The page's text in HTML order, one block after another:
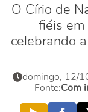
O Círio de
fiéis
celebrando
domingo, 12/
- Fonte:Com